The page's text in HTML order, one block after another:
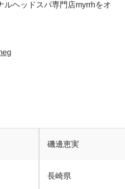
ルヘッドスパ専門店myrrhをオ
磯邊恵実
長崎県